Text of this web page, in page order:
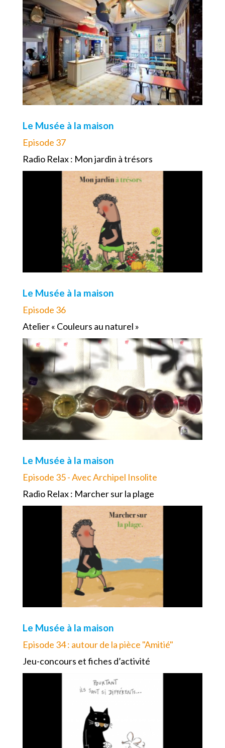
Le Musée à la maison
Episode 37
Radio Relax : Mon jardin à trésors
Le Musée à la maison
Episode 36
Atelier « Couleurs au naturel »
Le Musée à la maison
Episode 35 - Avec Archipel Insolite
Radio Relax : Marcher sur la plage
Le Musée à la maison
Episode 34 : autour de la pièce "Amitié"
Jeu-concours et fiches d’activité